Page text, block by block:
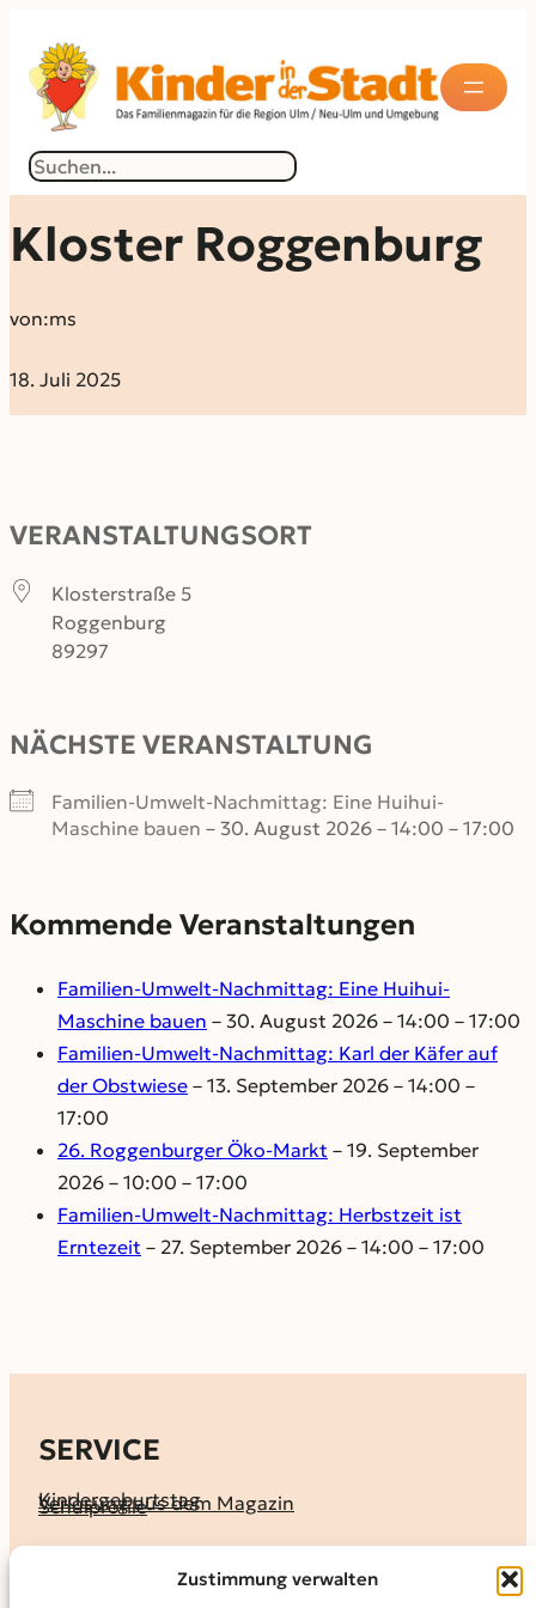
Zustimmung verwalten
Suchen
Kloster Roggenburg
von:ms
18. Juli 2025
VERANSTALTUNGSORT
Kl­osterstr­a­ße 5
Roggenburg
89297
NÄCHSTE VERANSTALTUNG
Familien-Umwelt-Nachmittag: Eine Huihui-
Maschine bauen – 30. August 2026 – 14:00 – 17:00
Kommende Veranstaltungen
Familien-Umwelt-Nachmittag: Eine Huihui-
Maschine bauen – 30. August 2026 – 14:00 – 17:00
Familien-Umwelt-Nachmittag: Karl der Käfer auf
der Obstwiese – 13. September 2026 – 14:00 –
17:00
26. Roggenburger Öko-Markt – 19. September
2026 – 10:00 – 17:00
Familien-Umwelt-Nachmittag: Herbstzeit ist
Erntezeit – 27. September 2026 – 14:00 – 17:00
SERVICE
Kindergeburtstag
Verlosung aus dem Magazin
Schulprofile
KALENDER